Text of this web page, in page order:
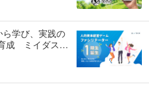
ら学び、実践の
成 ミイダス
リテーター第1